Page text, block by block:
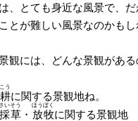
、とても身近な風景で、だ
とが難しい風景なのかも
観には、どんな景観があ
う
に関する景観地ね。
採草
さいそう
・ 放牧
ほうぼく
に関する景観地